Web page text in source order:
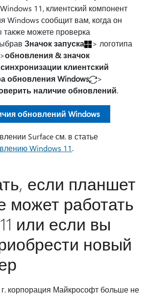
11, клиентский компонент
Windows сообщит вам, когда он
также можете проверка
Значок запуска
> логотипа
>обновления & значок
синхронизации клиентский
обновления Windows
>
наличие обновлений.
обновлений Windows
Surface см. в статье
Windows 11.
если планшет
может работать
или если вы
новый
корпорация Майкрософт больше не